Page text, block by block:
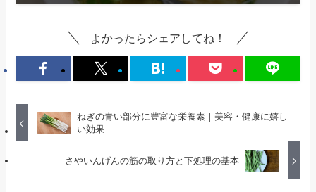
よかったらシェアしてね！
ねぎの青い部分に豊富な栄養素｜美容・健康に嬉し
い効果
さやいんげんの筋の取り方と下処理の基本